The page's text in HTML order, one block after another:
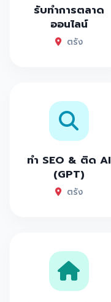
รับทำการตลาด
ออนไลน์
ตรัง
ทำ SEO & ติด AI
(GPT)
ตรัง